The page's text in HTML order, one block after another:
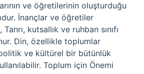
ve öğretilerinin oluşturduğu
İnançlar ve öğretiler
kutsallık ve ruhban sınıfı
Din, özellikle toplumlar
ve kültürel bir bütünlük
Toplum için Önemi